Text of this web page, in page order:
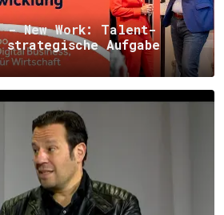
- New Work: Talent-
Aufgabe